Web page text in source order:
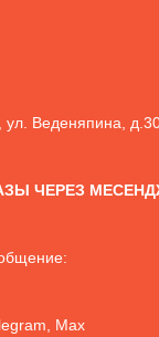
ул. Веденяпина,
ЧЕРЕЗ
Max